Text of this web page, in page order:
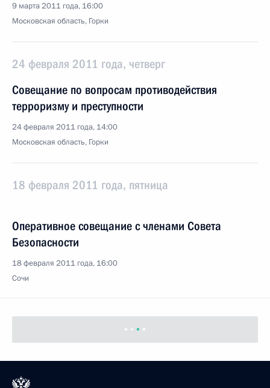
9 марта 2011 года, 16:00
Московская область, Горки
24 февраля 2011 года, четверг
Совещание по вопросам противодействия
терроризму и преступности
24 февраля 2011 года, 14:00
Московская область, Горки
18 февраля 2011 года, пятница
Оперативное совещание с членами Совета
Безопасности
18 февраля 2011 года, 16:00
Сочи